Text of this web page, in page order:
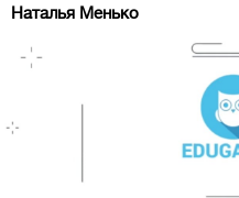
Наталья Менько